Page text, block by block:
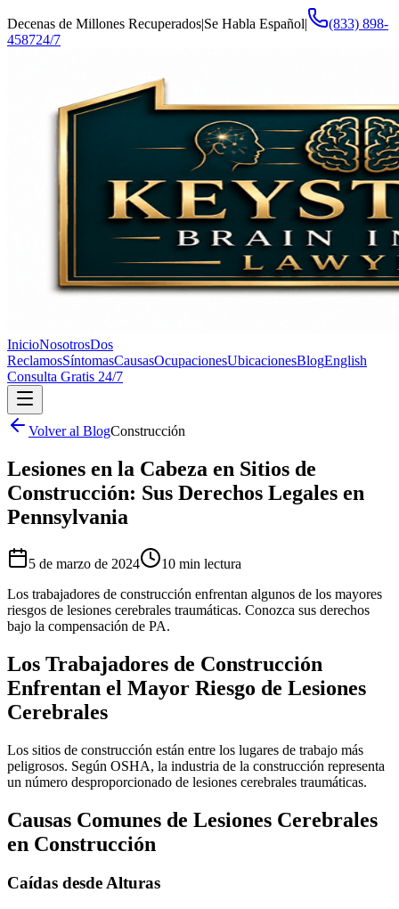
Decenas de Millones Recuperados|Se Habla Español|
(833) 898-
458724/7
InicioNosotrosDos
ReclamosSíntomasCausasOcupacionesUbicacionesBlogEnglish
Consulta Gratis 24/7
Volver al BlogConstrucción
Lesiones en la Cabeza en Sitios de
Construcción: Sus Derechos Legales en
Pennsylvania
5 de marzo de 2024 10 min lectura
Los trabajadores de construcción enfrentan algunos de los mayores
riesgos de lesiones cerebrales traumáticas. Conozca sus derechos
bajo la compensación de PA.
Los Trabajadores de Construcción
Enfrentan el Mayor Riesgo de Lesiones
Cerebrales
Los sitios de construcción están entre los lugares de trabajo más
peligrosos. Según OSHA, la industria de la construcción representa
un número desproporcionado de lesiones cerebrales traumáticas.
Causas Comunes de Lesiones Cerebrales
en Construcción
Caídas desde Alturas